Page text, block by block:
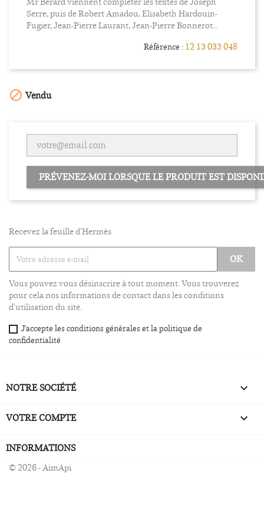
Serre, puis de Robert Amadou, Elisabeth Hardouin-
Fugier, Jean-Pierre Laurant, Jean-Pierre Bonnerot...
Référence : 12 13 033 048
 Vendu
PRÉVENEZ-MOI LORSQUE LE PRODUIT EST
Recevez la feuille d'Hermès
Vous pouvez vous désinscrire à tout moment. Vous trouverez
pour cela nos informations de contact dans les conditions
d'utilisation du site.
J'accepte les conditions générales et la politique de
confidentialité
NOTRE SOCIÉTÉ 
VOTRE COMPTE 
INFORMATIONS
© 2026 - AimApi